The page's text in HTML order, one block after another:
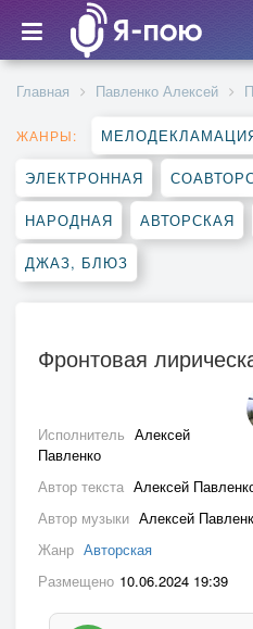
Главная Павленко Алексей
ЖАНРЫ:
ЭЛЕКТРОННАЯ
НАРОДНАЯ АВТОРСКАЯ
ДЖАЗ, БЛЮЗ
Фронтовая
Исполнитель Алексей
Павленко
Автор текста Алексей
Автор музыки Алексей
Жанр Авторская
Размещено 10.06.2024 19:39